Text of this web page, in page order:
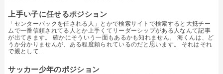
上手い子に任せるポジション
「センターバックを任される人」とかで検索サイトで検索すると大抵チー
ムで一番信頼されてる人とか上手くてリーダーシップがある人なんて記事
が出てきます。 確かにそういう一面もあるかも知れません。 海くんは、ど
うか分かりませんが、ある程度頼られているのだと思います。 それはそれ
で親として...
サッカー少年のポジション